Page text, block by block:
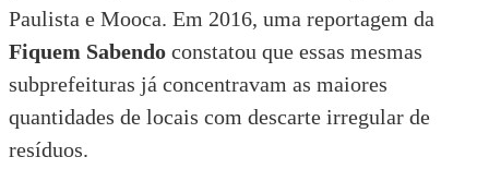
Paulista e Mooca. Em 2016, uma reportagem da
Fiquem Sabendo constatou que essas mesmas
subprefeituras já concentravam as maiores
quantidades de locais com descarte irregular de
resíduos.